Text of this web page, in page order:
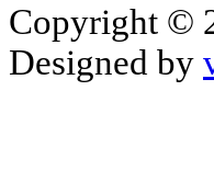
Copyright ©
Designed by